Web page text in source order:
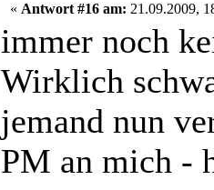
« Antwort #16 am: 21.09.2009,
immer noch
Wirklich
jemand nun
PM an mich -